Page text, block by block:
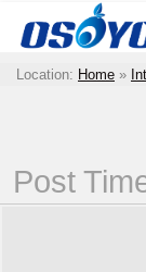
Location: Home »
Post